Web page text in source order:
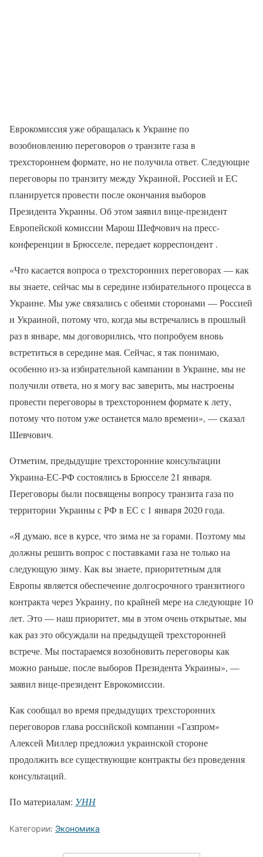
Еврокомиссия уже обращалась к Украине по
возобновлению переговоров о транзите газа в
трехстороннем формате, но не получила ответ. Следующие
переговоры по транзиту между Украиной, Россией и ЕС
планируется провести после окончания выборов
Президента Украины. Об этом заявил вице-президент
Европейской комиссии Марош Шефчович на пресс-
конференции в Брюсселе, передает корреспондент .
«Что касается вопроса о трехсторонних переговорах — как
вы знаете, сейчас мы в середине избирательного процесса в
Украине. Мы уже связались с обеими сторонами — Россией
и Украиной, потому что, когда мы встречались в прошлый
раз в январе, мы договорились, что попробуем вновь
встретиться в середине мая. Сейчас, я так понимаю,
особенно из-за избирательной кампании в Украине, мы не
получили ответа, но я могу вас заверить, мы настроены
провести переговоры в трехстороннем формате к лету,
потому что потом уже останется мало времени», — сказал
Шевчович.
Отметим, предыдущие трехсторонние консультации
Украина-ЕС-РФ состоялись в Брюсселе 21 января.
Переговоры были посвящены вопросу транзита газа по
территории Украины с РФ в ЕС с 1 января 2020 года.
«Я думаю, все в курсе, что зима не за горами. Поэтому мы
должны решить вопрос с поставками газа не только на
следующую зиму. Как вы знаете, приоритетным для
Европы является обеспечение долгосрочного транзитного
контракта через Украину, по крайней мере на следующие 10
лет. Это — наш приоритет, мы в этом очень открытые, мы
как раз это обсуждали на предыдущей трехсторонней
встрече. Мы постараемся возобновить переговоры как
можно раньше, после выборов Президента Украины», —
заявил вице-президент Еврокомиссии.
Как сообщал во время предыдущих трехсторонних
переговоров глава российской компании «Газпром»
Алексей Миллер предложил украинской стороне
продолжить все существующие контракты без проведения
консультаций.
По материалам: УНН
Категории: Экономика